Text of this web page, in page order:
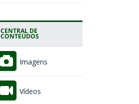
CENTRAL DE
CONTEÚDOS
Imagens
Vídeos